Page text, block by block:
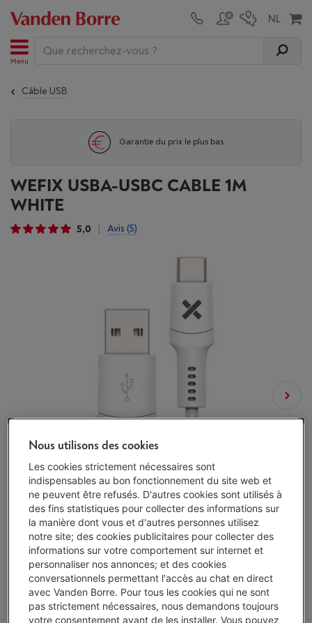
Menu
Câble USB
Garantie du prix le plus bas
WEFIX USBA-USBC CABLE 1M
WHITE
5,0 Avis (5)
Nous utilisons des cookies
Les cookies strictement nécessaires sont
indispensables au bon fonctionnement du site web et
ne peuvent être refusés. D'autres cookies sont utilisés à
des fins statistiques pour collecter des informations sur
la manière dont vous et d'autres personnes utilisez
notre site; des cookies publicitaires pour collecter des
informations sur votre comportement sur internet et
personnaliser nos annonces; et des cookies
conversationnels permettant l'accès au chat en direct
avec Vanden Borre. Pour tous les cookies qui ne sont
pas strictement nécessaires, nous demandons toujours
votre consentement avant de les installer. Vous pouvez